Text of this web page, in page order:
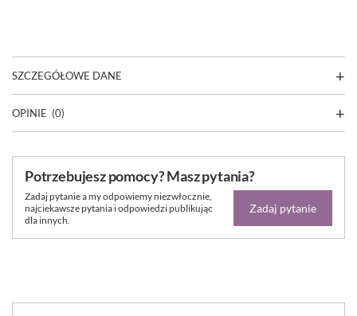
SZCZEGÓŁOWE DANE
OPINIE (0)
Potrzebujesz pomocy? Masz pytania?
Zadaj pytanie a my odpowiemy niezwłocznie,
najciekawsze pytania i odpowiedzi publikując
dla innych.
Zadaj pytanie